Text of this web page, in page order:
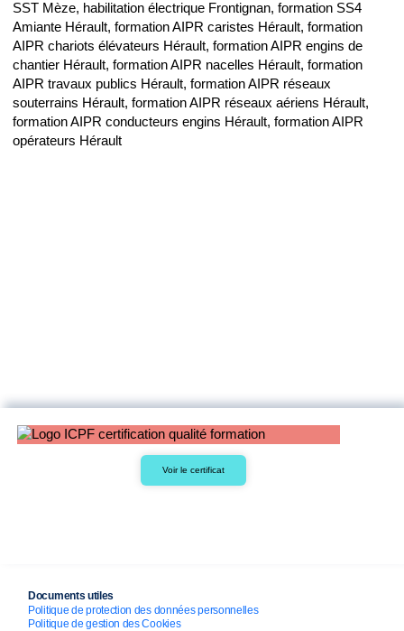
SST Mèze, habilitation électrique Frontignan, formation SS4
Amiante Hérault, formation AIPR caristes Hérault, formation
AIPR chariots élévateurs Hérault, formation AIPR engins de
chantier Hérault, formation AIPR nacelles Hérault, formation
AIPR travaux publics Hérault, formation AIPR réseaux
souterrains Hérault, formation AIPR réseaux aériens Hérault,
formation AIPR conducteurs engins Hérault, formation AIPR
opérateurs Hérault
Voir le certificat
Documents utiles
Politique de protection des données personnelles
Politique de gestion des Cookies